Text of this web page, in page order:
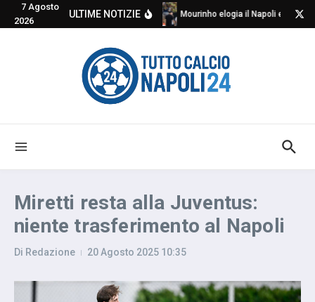
Salta al contenuto
7 Agosto
2026
ULTIME NOTIZIE Mourinho elogia il Napoli e critica
Miretti resta alla Juventus:
niente trasferimento al Napoli
Di Redazione 20 Agosto 2025 10:35